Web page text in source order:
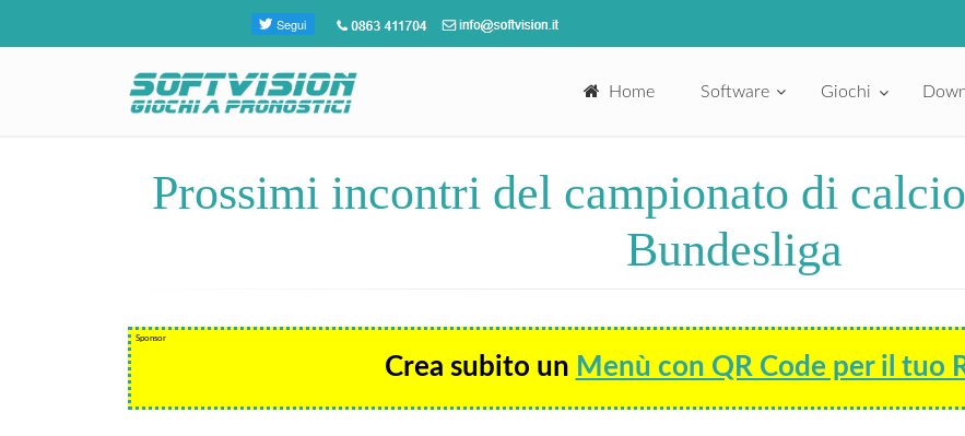
Home Software Giochi
Prossimi incontri del campionato di
Bundesliga
Sponsor
Crea subito un Menù con QR Code per il tuo